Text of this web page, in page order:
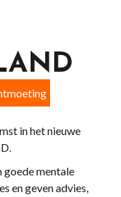
in het nieuwe
goede mentale
en geven advies,